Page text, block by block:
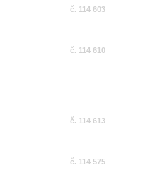
č. 114 603
č. 114 610
č. 114 613
č. 114 575